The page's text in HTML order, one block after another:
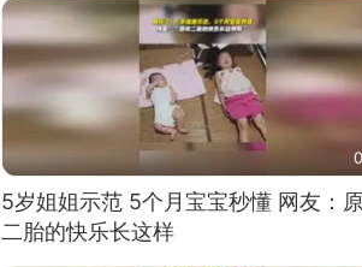
5岁姐姐示范 5个月宝宝秒懂 网友：
二胎的快乐长这样